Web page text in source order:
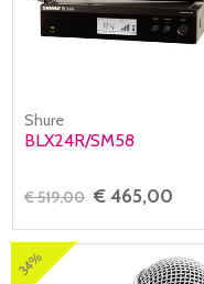
Shure
BLX24R/SM58
€ 519,00 € 465,00
34%